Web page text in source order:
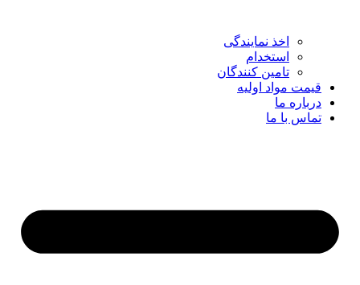
اخذ نمایندگی
استخدام
تامین کنندگان
قیمت مواد اولیه
درباره ما
تماس با ما